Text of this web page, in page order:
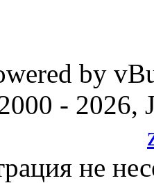
by
- 2026,
не